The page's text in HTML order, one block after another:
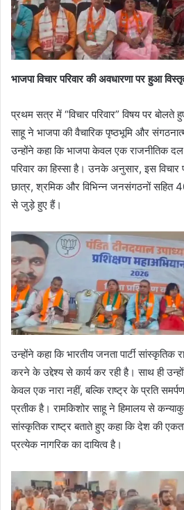
भाजपा विचार परिवार की अवधारणा पर हुआ
प्रथम सत्र में “विचार परिवार” विषय पर बोलते
साहू ने भाजपा की वैचारिक पृष्ठभूमि और
उन्होंने कहा कि भाजपा केवल एक राजनीतिक दल
परिवार का हिस्सा है। उनके अनुसार, इस विचार
छात्र, श्रमिक और विभिन्न जनसंगठनों सहित
से जुड़े हुए हैं।
उन्होंने कहा कि भारतीय जनता पार्टी सांस्कृतिक
करने के उद्देश्य से कार्य कर रही है। साथ ही
केवल एक नारा नहीं, बल्कि राष्ट्र के प्रति
प्रतीक है। रामकिशोर साहू ने हिमालय से
सांस्कृतिक राष्ट्र बताते हुए कहा कि देश की
प्रत्येक नागरिक का दायित्व है।